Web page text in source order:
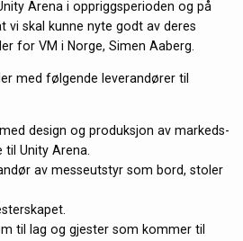
Arena i oppriggsperioden og på
vi skal kunne nyte godt av deres
for VM i Norge, Simen Aaberg.
med følgende leverandører til
design og produksjon av markeds-
Unity Arena.
av messeutstyr som bord, stoler
til lag og gjester som kommer til